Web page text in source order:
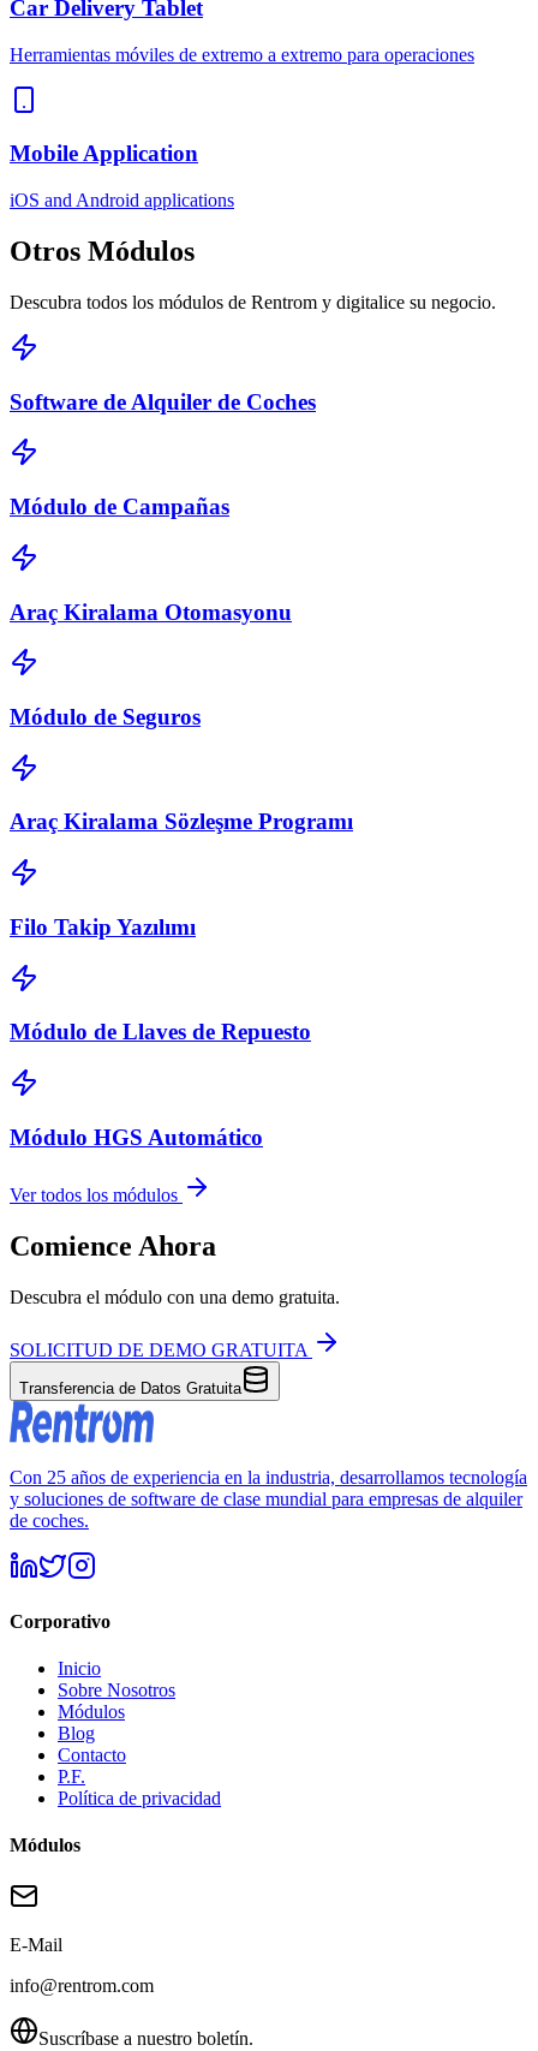
Car Delivery Tablet
Herramientas móviles de extremo a extremo para operaciones
Mobile Application
iOS and Android applications
Otros Módulos
Descubra todos los módulos de Rentrom y digitalice su negocio.
Software de Alquiler de Coches
Módulo de Campañas
Araç Kiralama Otomasyonu
Módulo de Seguros
Araç Kiralama Sözleşme Programı
Filo Takip Yazılımı
Módulo de Llaves de Repuesto
Módulo HGS Automático
Ver todos los módulos
Comience Ahora
Descubra el módulo con una demo gratuita.
SOLICITUD DE DEMO GRATUITA
Transferencia de Datos Gratuita
Con 25 años de experiencia en la industria, desarrollamos tecnología
y soluciones de software de clase mundial para empresas de alquiler
de coches.
Corporativo
Inicio
Sobre Nosotros
Módulos
Blog
Contacto
P.F.
Política de privacidad
Módulos
E-Mail
info@rentrom.com
Suscríbase a nuestro boletín.